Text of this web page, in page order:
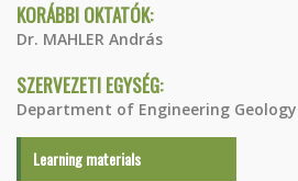
KORÁBBI OKTATÓK:
Dr. MAHLER András
SZERVEZETI EGYSÉG:
Department of Engineering
Learning materials